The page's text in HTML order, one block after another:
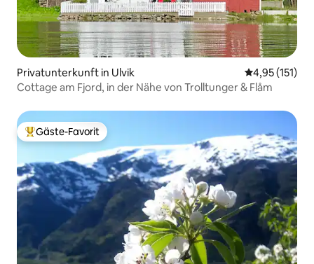
Privatunterkunft in Ulvik
4,95 (151)
Cottage am Fjord, in der Nähe von Trolltunger & Flåm
Beliebter Gäste-Favorit.
Gäste-Favorit